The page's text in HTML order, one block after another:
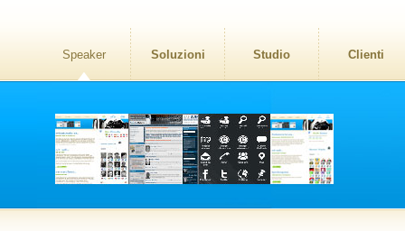
Speaker Soluzioni Studio Clienti